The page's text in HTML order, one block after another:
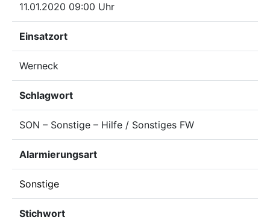
11.01.2020 09:00 Uhr
Einsatzort
Werneck
Schlagwort
SON – Sonstige – Hilfe / Sonstiges FW
Alarmierungsart
Sonstige
Stichwort